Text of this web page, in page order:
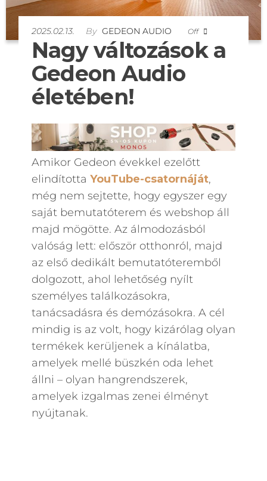
2025.02.13. By GEDEON AUDIO Off
Nagy változások a
Gedeon Audio
életében!
Amikor Gedeon évekkel ezelőtt
elindította YouTube-csatornáját,
még nem sejtette, hogy egyszer egy
saját bemutatóterem és webshop áll
majd mögötte. Az álmodozásból
valóság lett: először otthonról, majd
az első dedikált bemutatóteremből
dolgozott, ahol lehetőség nyílt
személyes találkozásokra,
tanácsadásra és demózásokra. A cél
mindig is az volt, hogy kizárólag olyan
termékek kerüljenek a kínálatba,
amelyek mellé büszkén oda lehet
állni – olyan hangrendszerek,
amelyek izgalmas zenei élményt
nyújtanak.